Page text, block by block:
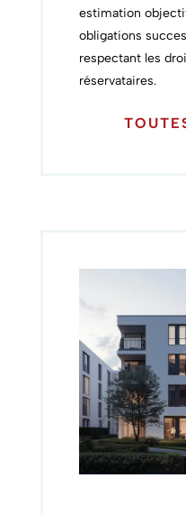
estimation
obligations
respectant les
réservataires.